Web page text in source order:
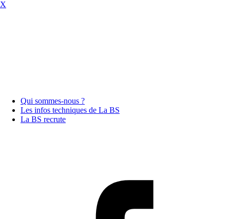
X
Qui sommes-nous ?
Les infos techniques de La BS
La BS recrute